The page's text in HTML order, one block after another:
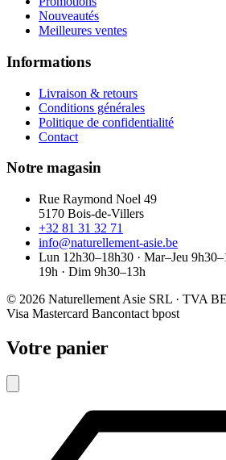
Nouveautés
Meilleures ventes
Informations
Livraison & retours
Conditions générales
Politique de confidentialité
Contact
Notre magasin
Rue Raymond Noel 49
5170 Bois-de-Villers
+32 81 31 32 71
info@naturellement-asie.be
Lun 12h30–18h30 · Mar–Jeu
19h · Dim 9h30–13h
© 2026 Naturellement Asie SRL · TVA
Visa Mastercard Bancontact bpost
Votre panier